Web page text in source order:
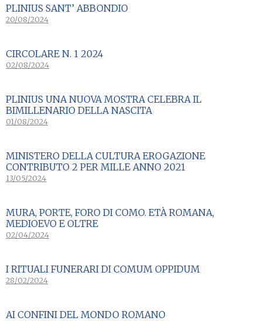
PLINIUS SANT’ ABBONDIO
20/08/2024
CIRCOLARE N. 1 2024
02/08/2024
PLINIUS UNA NUOVA MOSTRA CELEBRA IL
BIMILLENARIO DELLA NASCITA
01/08/2024
MINISTERO DELLA CULTURA EROGAZIONE
CONTRIBUTO 2 PER MILLE ANNO 2021
13/05/2024
MURA, PORTE, FORO DI COMO. ETÀ ROMANA,
MEDIOEVO E OLTRE
02/04/2024
I RITUALI FUNERARI DI COMUM OPPIDUM
28/02/2024
AI CONFINI DEL MONDO ROMANO